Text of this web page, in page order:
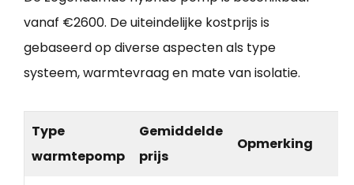
vanaf €2600. De uiteindelijke kostprijs is
gebaseerd op diverse aspecten als type
systeem, warmtevraag en mate van isolatie.
Type
warmtepomp
Gemiddelde
prijs
Opmerking